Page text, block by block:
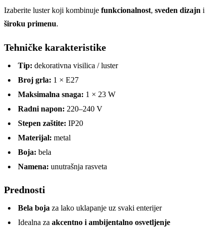
Izaberite luster koji kombinuje funkcionalnost, sveden dizajn i
široku primenu.
Tehničke karakteristike
Tip: dekorativna visilica / luster
Broj grla: 1 × E27
Maksimalna snaga: 1 × 23 W
Radni napon: 220–240 V
Stepen zaštite: IP20
Materijal: metal
Boja: bela
Namena: unutrašnja rasveta
Prednosti
Bela boja za lako uklapanje uz svaki enterijer
Idealna za akcentno i ambijentalno osvetljenje